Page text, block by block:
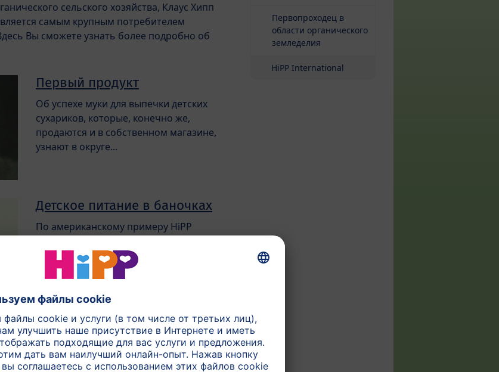
сельского хозяйства, Клаус Хипп
самым крупным потребителем
Вы сможете узнать более подробно об
Первый продукт
Об успехе муки для выпечки детских
сухариков, которые, конечно же,
продаются и в собственном магазине,
узнают в округе...
Детское питание в баночках
По американскому примеру HiPP
детского питания промышленным
способом...
Первопроходец в области
органического земледелия
Выращивание овощей и фруктов на
Первопроходец в
области органического
земледелия
HiPP International